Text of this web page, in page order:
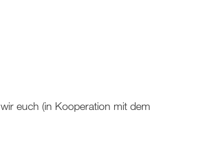
euch (in Kooperation mit dem